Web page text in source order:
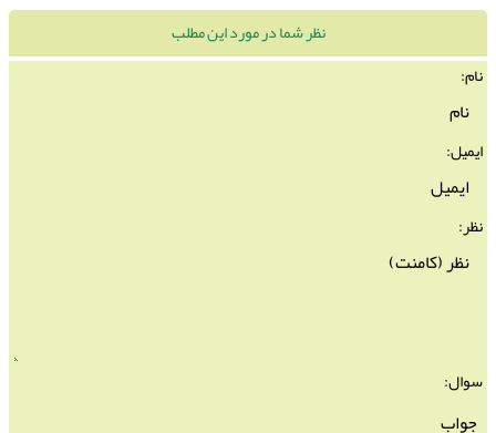
نظر شما در مورد این مطلب
نام:
ایمیل:
نظر:
سوال: